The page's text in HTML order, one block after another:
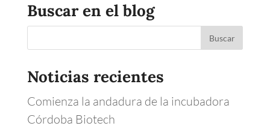
Buscar en el blog
Noticias recientes
Comienza la andadura de la incubadora
Córdoba Biotech